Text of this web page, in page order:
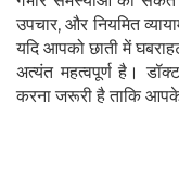
उपचार, और नियमित
यदि आपको छाती में
अत्यंत महत्वपूर्ण है।
करना जरूरी है ताकि